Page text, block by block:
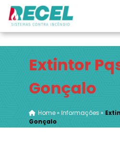
Extintor
Gonçalo
Home» Informações »
Gonçalo